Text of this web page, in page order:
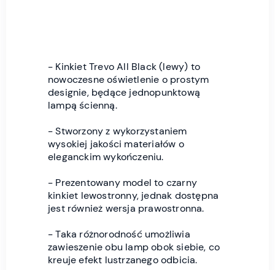
- Kinkiet Trevo All Black (lewy) to
nowoczesne oświetlenie o prostym
designie, będące jednopunktową
lampą ścienną.
- Stworzony z wykorzystaniem
wysokiej jakości materiałów o
eleganckim wykończeniu.
- Prezentowany model to czarny
kinkiet lewostronny, jednak dostępna
jest również wersja prawostronna.
- Taka różnorodność umożliwia
zawieszenie obu lamp obok siebie, co
kreuje efekt lustrzanego odbicia.